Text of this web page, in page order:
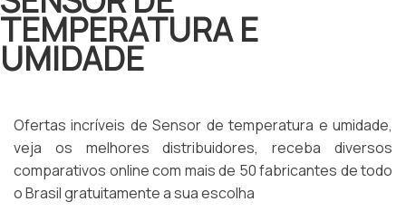
TEMPERATURA E
UMIDADE
Ofertas incríveis de Sensor de temperatura e umidade,
veja os melhores distribuidores, receba diversos
comparativos online com mais de 50 fabricantes de todo
o Brasil gratuitamente a sua escolha